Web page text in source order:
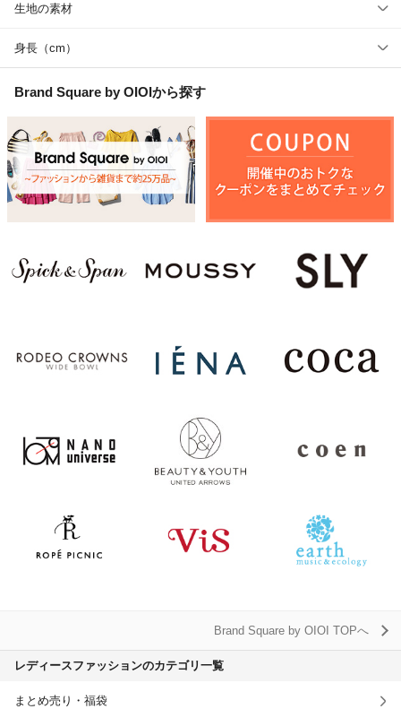
生地の素材
身長（cm）
Brand Square by OIOIから探す
Brand Square by OIOI TOPへ
レディースファッションのカテゴリ一覧
まとめ売り・福袋